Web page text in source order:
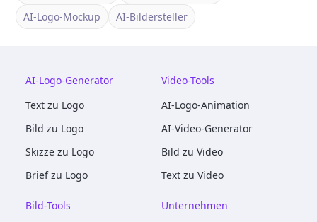
AI-Logo-Mockup
AI-Bildersteller
AI-Logo-Generator
Text zu Logo
Bild zu Logo
Skizze zu Logo
Brief zu Logo
Video-Tools
AI-Logo-Animation
AI-Video-Generator
Bild zu Video
Text zu Video
Bild-Tools
Unternehmen